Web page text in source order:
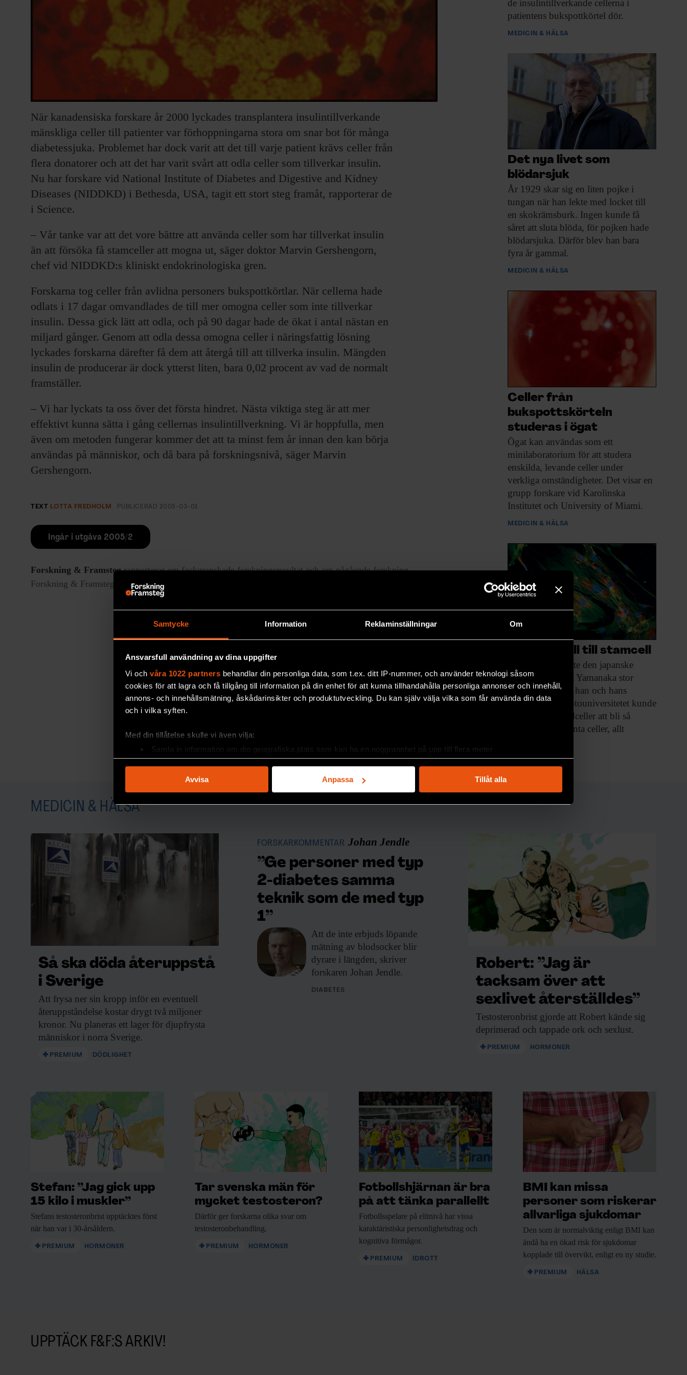
Samtycke Information Reklaminställningar Om
Ansvarsfull användning av dina uppgifter
Vi och våra 1022 partners behandlar din personliga data, som t.ex. ditt IP-nummer, och använder teknologi såsom
cookies för att lagra och få tillgång till information på din enhet för att kunna tillhandahålla personliga annonser och innehåll,
annons- och innehållsmätning, åskådarinsikter och produktutveckling. Du kan själv välja vilka som får använda din data
och i vilka syften.
Med din tillåtelse skulle vi även vilja:
Samla in information om din geografiska plats som kan ha en noggrannhet på upp till flera meter
Identifiera din enhet genom att aktivt skanna den för specifika kännetecken (fingeravtryck)
Ta reda på mer om hur dina personliga uppgifter behandlas och ställ in dina preferenser i
detaljsektionen. Du kan ändra
Vi använder enhetsidentifierare för att anpassa innehållet och annonserna till användarna, tillhandahålla funktioner för
till de sociala medier och annons- och analysföretag som vi samarbetar med. Dessa kan i sin tur kombinera informationen
med annan information som du har tillhandahållit eller som de har samlat in när du har använt deras tjänster.
Avvisa Anpassa Tillåt alla
När kanadensiska forskare år 2000 lyckades transplantera insulintillverkande
mänskliga celler till patienter var förhoppningarna stora om snar bot för många
diabetessjuka. Problemet har dock varit att det till varje patient krävs celler från
flera donatorer och att det har varit svårt att odla celler som tillverkar insulin.
Nu har forskare vid National Institute of Diabetes and Digestive and Kidney
Diseases (NIDDKD) i Bethesda, USA, tagit ett stort steg framåt, rapporterar de
i Science.
– Vår tanke var att det vore bättre att använda celler som har tillverkat insulin
än att försöka få stamceller att mogna ut, säger doktor Marvin Gershengorn,
chef vid NIDDKD:s kliniskt endokrinologiska gren.
Forskarna tog celler från avlidna personers bukspottkörtlar. När cellerna hade
odlats i 17 dagar omvandlades de till mer omogna celler som inte tillverkar
insulin. Dessa gick lätt att odla, och på 90 dagar hade de ökat i antal nästan en
miljard gånger. Genom att odla dessa omogna celler i näringsfattig lösning
lyckades forskarna därefter få dem att återgå till att tillverka insulin. Mängden
insulin de producerar är dock ytterst liten, bara 0,02 procent av vad de normalt
framställer.
– Vi har lyckats ta oss över det första hindret. Nästa viktiga steg är att mer
effektivt kunna sätta i gång cellernas insulintillverkning. Vi är hoppfulla, men
även om metoden fungerar kommer det att ta minst fem år innan den kan börja
användas på människor, och då bara på forskningsnivå, säger Marvin
Gershengorn.
TEXT LOTTA FREDHOLM PUBLICERAD 2005-03-01
Ingår i utgåva 2005/2
Forskning & Framstegrapporterar om fackgranskade forskningsresultat och om pågående forskning.
Forskning & Framsteg har bevakat vetenskap sedan 1966 och drivs utan vinstsyfte.
de insulintillverkande cellerna i
patientens bukspottkörtel dör.
MEDICIN & HÄLSA
Det nya livet som
blödarsjuk
År 1929 skar sig en liten pojke i
tungan när han lekte med locket till
en skokrämsburk. Ingen kunde få
såret att sluta blöda, för pojken hade
blödarsjuka. Därför blev han bara
fyra år gammal.
MEDICIN & HÄLSA
Celler från
bukspottskörteln
studeras i ögat
Ögat kan användas som ett
minilaboratorium för att studera
enskilda, levande celler under
verkliga omständigheter. Det visar en
grupp forskare vid Karolinska
Institutet och University of Miami.
MEDICIN & HÄLSA
Från hudcell till stamcell
I november väckte den japanske
forskaren Shinya Yamanaka stor
uppståndelse när han och hans
kolleger vid Kyotouniversitetet kunde
få mänskliga hudceller att bli så
kallade pluripotenta celler, allt
MEDICIN & HÄLSA
Så ska döda återuppstå
i Sverige
Att frysa ner sin kropp inför en eventuell
återuppståndelse kostar drygt två miljoner
kronor. Nu planeras ett lager för djupfrysta
människor i norra Sverige.
PREMIUM DÖDLIGHET
FORSKARKOMMENTAR Johan Jendle
”Ge personer med typ
2-diabetes samma
teknik som de med typ
1”
Att de inte erbjuds löpande
mätning av blodsocker blir
dyrare i längden, skriver
forskaren Johan Jendle.
DIABETES
Robert: ”Jag är
tacksam över att
sexlivet återställdes”
Testosteronbrist gjorde att Robert kände sig
deprimerad och tappade ork och sexlust.
PREMIUM HORMONER
Stefan: ”Jag gick upp
15 kilo i muskler”
Stefans testosteronbrist upptäcktes först
när han var i 30-årsåldern.
PREMIUM HORMONER
Tar svenska män för
mycket testosteron?
Därför ger forskarna olika svar om
testosteronbehandling.
PREMIUM HORMONER
Fotbollshjärnan är bra
på att tänka parallellt
Fotbollsspelare på elitnivå har vissa
karaktäristiska personlighetsdrag och
kognitiva förmågor.
PREMIUM IDROTT
BMI kan missa
personer som riskerar
allvarliga sjukdomar
Den som är normalviktig enligt BMI kan
ändå ha en ökad risk för sjukdomar
kopplade till övervikt, enligt en ny studie.
PREMIUM HÄLSA
UPPTÄCK F&F:S ARKIV!